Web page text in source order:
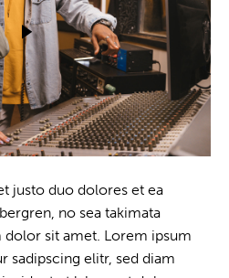
justo duo dolores et ea
no sea takimata
dolor sit amet. Lorem ipsum
sadipscing elitr, sed diam